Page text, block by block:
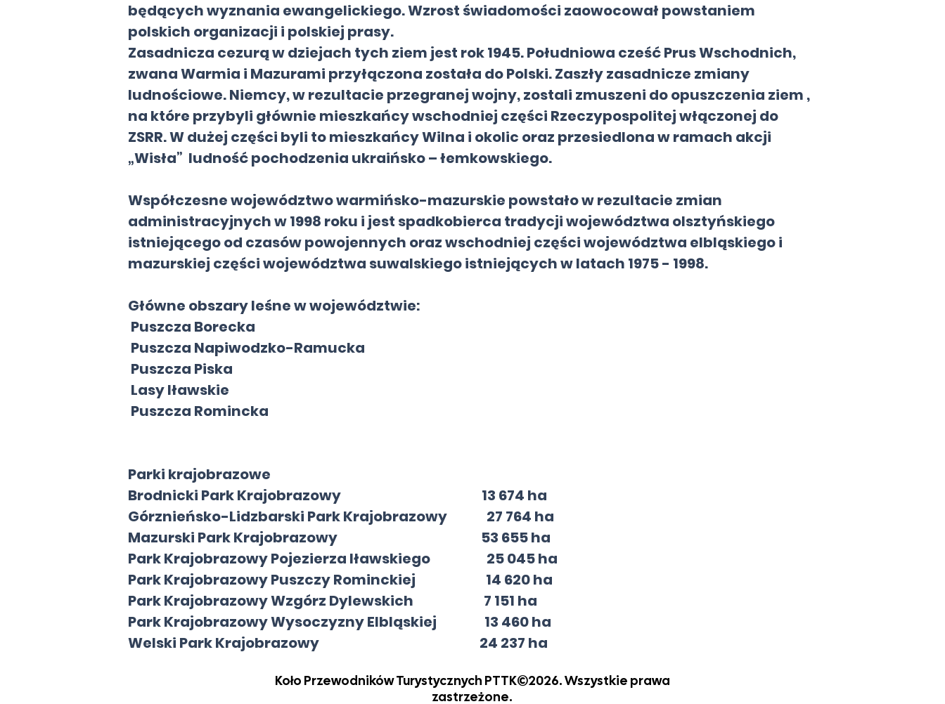
będących wyznania ewangelickiego. Wzrost świadomości zaowocował powstaniem
polskich organizacji i polskiej prasy.
Zasadnicza cezurą w dziejach tych ziem jest rok 1945. Południowa cześć Prus Wschodnich,
zwana Warmia i Mazurami przyłączona została do Polski. Zaszły zasadnicze zmiany
ludnościowe. Niemcy, w rezultacie przegranej wojny, zostali zmuszeni do opuszczenia ziem ,
na które przybyli głównie mieszkańcy wschodniej części Rzeczypospolitej włączonej do
ZSRR. W dużej części byli to mieszkańcy Wilna i okolic oraz przesiedlona w ramach akcji
„Wisła” ludność pochodzenia ukraińsko – łemkowskiego.
Współczesne województwo warmińsko-mazurskie powstało w rezultacie zmian
administracyjnych w 1998 roku i jest spadkobierca tradycji województwa olsztyńskiego
istniejącego od czasów powojennych oraz wschodniej części województwa elbląskiego i
mazurskiej części województwa suwalskiego istniejących w latach 1975 - 1998.
Główne obszary leśne w województwie:
Puszcza Borecka
Puszcza Napiwodzko-Ramucka
Puszcza Piska
Lasy Iławskie
Puszcza Romincka
Parki krajobrazowe
Brodnicki Park Krajobrazowy 13 674 ha
Górznieńsko-Lidzbarski Park Krajobrazowy 27 764 ha
Mazurski Park Krajobrazowy 53 655 ha
Park Krajobrazowy Pojezierza Iławskiego 25 045 ha
Park Krajobrazowy Puszczy Rominckiej 14 620 ha
Park Krajobrazowy Wzgórz Dylewskich 7 151 ha
Park Krajobrazowy Wysoczyzny Elbląskiej 13 460 ha
Welski Park Krajobrazowy 24 237 ha
Koło Przewodników Turystycznych PTTK©2026. Wszystkie prawa
zastrzeżone.